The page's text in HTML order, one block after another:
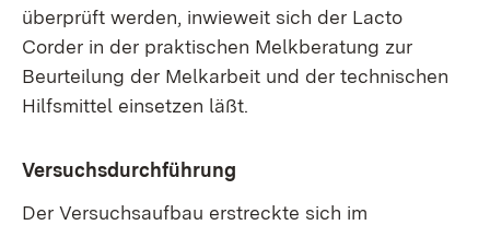
überprüft werden, inwieweit sich der Lacto
Corder in der praktischen Melkberatung zur
Beurteilung der Melkarbeit und der technischen
Hilfsmittel einsetzen läßt.
Versuchsdurchführung
Der Versuchsaufbau erstreckte sich im